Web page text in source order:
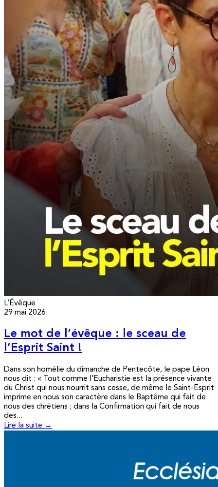
L’Évêque
29 mai 2026
Le mot de l’évêque : le sceau de
l’Esprit Saint !
Dans son homélie du dimanche de Pentecôte, le pape Léon
nous dit : « Tout comme l’Eucharistie est la présence vivante
du Christ qui nous nourrit sans cesse, de même le Saint-Esprit
imprime en nous son caractère dans le Baptême qui fait de
nous des chrétiens ; dans la Confirmation qui fait de nous
des...
Lire la suite →